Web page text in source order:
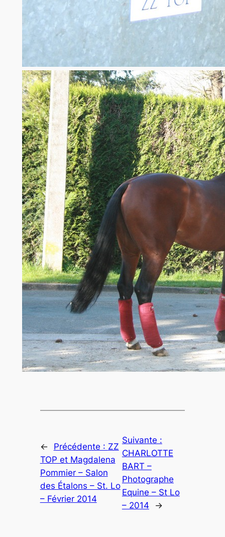
← Précédente : ZZ
TOP et Magdalena
Pommier – Salon
des Étalons – St. Lo
– Février 2014
Suivante :
CHARLOTTE
BART –
Photographe
Equine – St Lo
– 2014
→